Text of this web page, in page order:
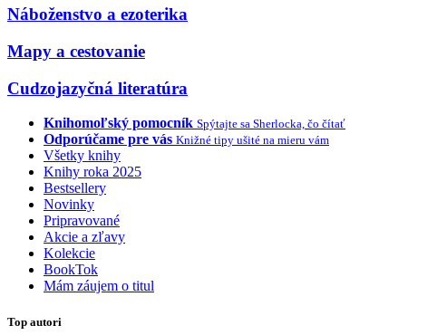
Náboženstvo a ezoterika
Mapy a cestovanie
Cudzojazyčná literatúra
Knihomoľský pomocník Spýtajte sa Sherlocka, čo čítať
Odporúčame pre vás Knižné tipy ušité na mieru vám
Všetky knihy
Knihy roka 2025
Bestsellery
Novinky
Pripravované
Akcie a zľavy
Kolekcie
BookTok
Mám záujem o titul
Top autori